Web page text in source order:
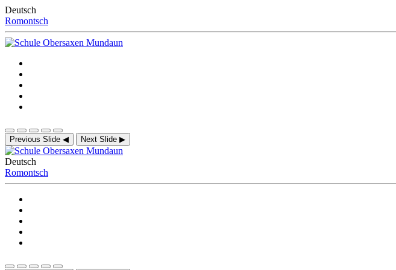
Deutsch
Romontsch
Previous Slide ◀ Next Slide ▶
Deutsch
Romontsch